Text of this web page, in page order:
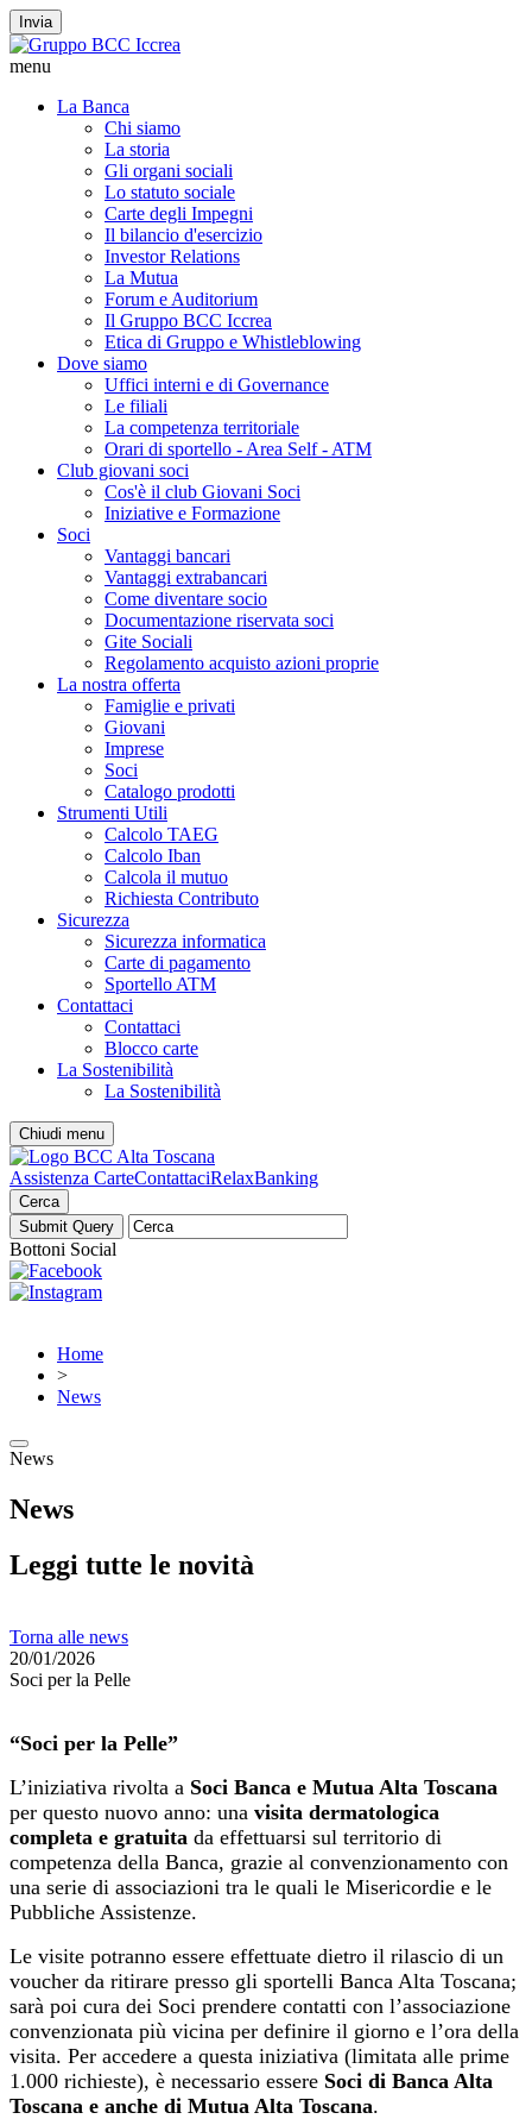
Invia
menu
La Banca
Chi siamo
La storia
Gli organi sociali
Lo statuto sociale
Carte degli Impegni
Il bilancio d'esercizio
Investor Relations
La Mutua
Forum e Auditorium
Il Gruppo BCC Iccrea
Etica di Gruppo e Whistleblowing
Dove siamo
Uffici interni e di Governance
Le filiali
La competenza territoriale
Orari di sportello - Area Self - ATM
Club giovani soci
Cos'è il club Giovani Soci
Iniziative e Formazione
Soci
Vantaggi bancari
Vantaggi extrabancari
Come diventare socio
Documentazione riservata soci
Gite Sociali
Regolamento acquisto azioni proprie
La nostra offerta
Famiglie e privati
Giovani
Imprese
Soci
Catalogo prodotti
Strumenti Utili
Calcolo TAEG
Calcolo Iban
Calcola il mutuo
Richiesta Contributo
Sicurezza
Sicurezza informatica
Carte di pagamento
Sportello ATM
Contattaci
Contattaci
Blocco carte
La Sostenibilità
La Sostenibilità
Chiudi menu
Assistenza CarteContattaciRelaxBanking
Cerca
Bottoni Social
Home
>
News
News
News
Leggi tutte le novità
Torna alle news
20/01/2026
Soci per la Pelle
“Soci per la Pelle”
L’iniziativa rivolta a Soci Banca e Mutua Alta Toscana
per questo nuovo anno: una visita dermatologica
completa e gratuita da effettuarsi sul territorio di
competenza della Banca, grazie al convenzionamento con
una serie di associazioni tra le quali le Misericordie e le
Pubbliche Assistenze.
Le visite potranno essere effettuate dietro il rilascio di un
voucher da ritirare presso gli sportelli Banca Alta Toscana;
sarà poi cura dei Soci prendere contatti con l’associazione
convenzionata più vicina per definire il giorno e l’ora della
visita. Per accedere a questa iniziativa (limitata alle prime
1.000 richieste), è necessario essere Soci di Banca Alta
Toscana e anche di Mutua Alta Toscana.